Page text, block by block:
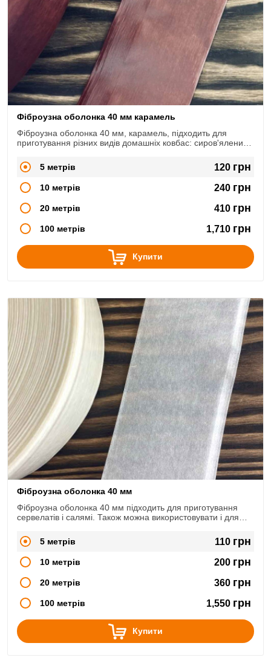
Фіброузна оболонка 40 мм карамель
Фіброузна оболонка 40 мм, карамель, підходить для
приготування різних видів домашніх ковбас: сиров'ялених,
5 метрів
120 грн
10 метрів 240 грн
20 метрів 410 грн
100 метрів 1,710 грн
Купити
Фіброузна оболонка 40 мм
Фіброузна оболонка 40 мм підходить для приготування
сервелатів і салямі. Також можна використовувати і для
5 метрів
110 грн
10 метрів 200 грн
20 метрів 360 грн
100 метрів 1,550 грн
Купити